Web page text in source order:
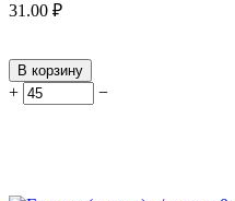
31.00 ₽
В корзину
+ −